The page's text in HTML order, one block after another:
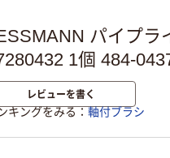
パイプラ
1個 484-0437
レビューを書く
キングをみる 軸付ブラシ